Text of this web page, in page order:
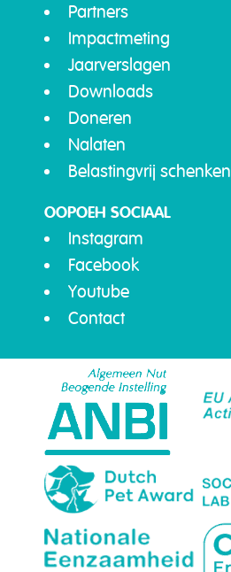
Partners
Impactmeting
Jaarverslagen
Downloads
Doneren
Nalaten
Belastingvrij schenken
OOPOEH SOCIAAL
Instagram
Facebook
Youtube
Contact